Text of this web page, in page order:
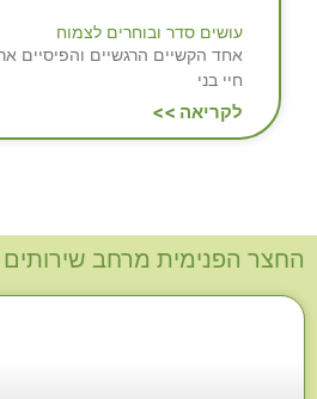
עושים סדר ובוחרים לצמוח
אחד הקשיים הרגשיים והפיסיים
חיי בני
לקריאה >>
החצר הפנימית מרחב